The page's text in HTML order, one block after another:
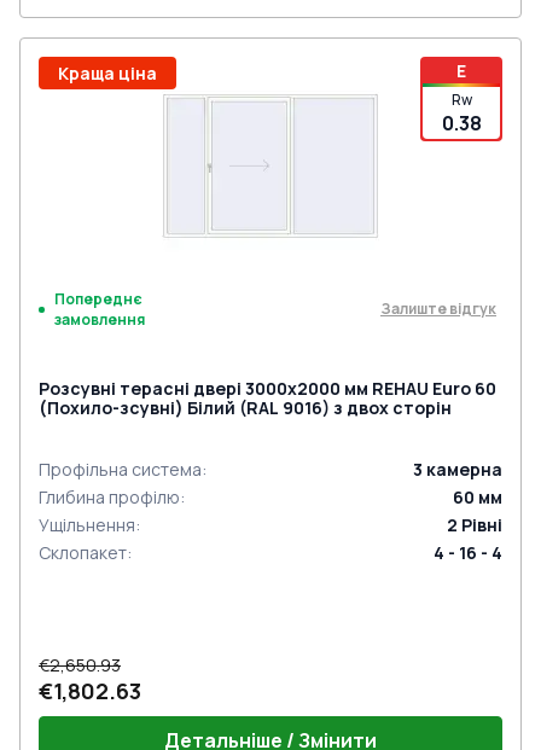
E
Rw
0.38
Краща ціна
Попереднє
замовлення
Залиште відгук
Розсувні терасні двері 3000x2000 мм REHAU Euro 60
(Похило-зсувні) Білий (RAL 9016) з двох сторін
Профільна система: 3 камерна
Глибина профілю: 60 мм
Ущільнення: 2 Рівні
Склопакет: 4 - 16 - 4
€2,650.93
€1,802.63
Детальніше / Змінити